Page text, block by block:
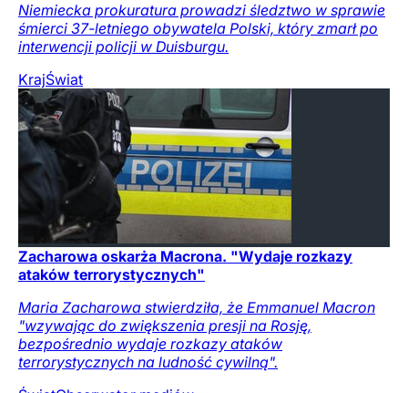
Niemiecka prokuratura prowadzi śledztwo w sprawie
śmierci 37-letniego obywatela Polski, który zmarł po
interwencji policji w Duisburgu.
KrajŚwiat
Zacharowa oskarża Macrona. "Wydaje rozkazy
ataków terrorystycznych"
Maria Zacharowa stwierdziła, że Emmanuel Macron
"wzywając do zwiększenia presji na Rosję,
bezpośrednio wydaje rozkazy ataków
terrorystycznych na ludność cywilną".